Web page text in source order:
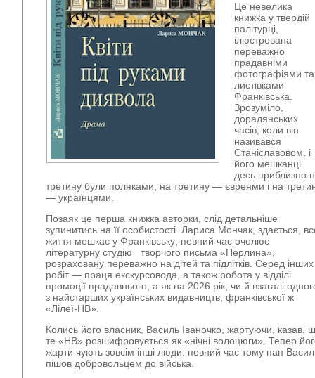
Це невелика
книжка у твердій
палітурці,
ілюстрована
переважно
прадавніми
фотографіями та
листівками
Франківська.
Зрозуміло,
дорадянських
часів, коли він
називався
Станіславовом, і
його мешканці
десь приблизно
третину були поляками, на третину — євреями і на
— українцями.
Позаяк це перша книжка авторки, слід детальніше
зупинитись на її особистості. Лариса Мончак, здається,
життя мешкає у Франківську; певний час очолює
літературну студію творчого письма «Перлина»,
розраховану переважно на дітей та підлітків. Серед інших
робіт — праця екскурсовода, а також робота у відділі
промоції прадавнього, а як на 2026 рік, чи й взагалі
з найстарших українських видавництв, франківської ж
«Лілеї-НВ».
Колись його власник, Василь Іваночко, жартуючи, казав,
те «НВ» розшифровується як «нічні волоцюги». Тепер
жарти чують зовсім інші люди: певний час тому пан
пішов добровольцем до війська.